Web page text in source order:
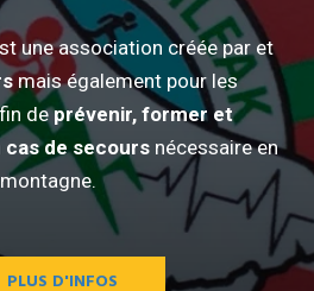
une association créée par et
mais également pour les
deprévenir, former et
cas de secours nécessaire en
montagne.
PLUS D'INFOS